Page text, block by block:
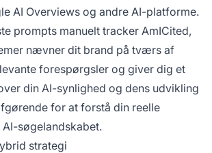
AI Overviews og andre AI-platforme.
prompts manuelt tracker AmICited,
nævner dit brand på tværs af
forespørgsler og giver dig et
din AI-synlighed og dens udvikling
for at forstå din reelle
søgelandskabet.
strategi